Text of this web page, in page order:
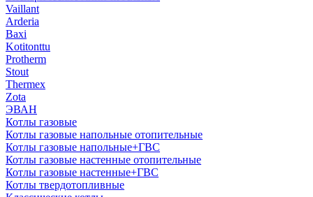
Vaillant
Arderia
Baxi
Kotitonttu
Protherm
Stout
Thermex
Zota
ЭВАН
Котлы газовые
Котлы газовые напольные отопительные
Котлы газовые напольные+ГВС
Котлы газовые настенные отопительные
Котлы газовые настенные+ГВС
Котлы твердотопливные